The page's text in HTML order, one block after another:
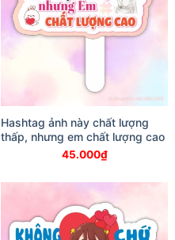
Hashtag ảnh này chất lượng
thấp, nhưng em chất lượng cao
45.000₫